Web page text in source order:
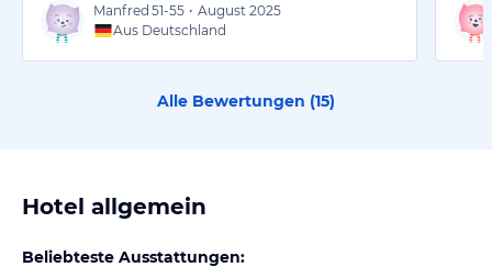
Manfred 51-55 • August 2025
Aus Deutschland
Alle Bewertungen (15)
Hotel allgemein
Beliebteste Ausstattungen: